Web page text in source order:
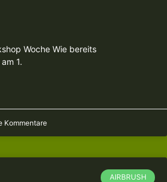
Woche Wie bereits
1.
Kommentare
AIRBRUSH